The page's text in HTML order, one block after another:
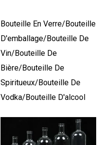
Bouteille En Verre/bouteille
D'emballage/bouteille De
Vin/bouteille De
Bière/bouteille De
Spiritueux/bouteille De
Vodka/bouteille D'alcool